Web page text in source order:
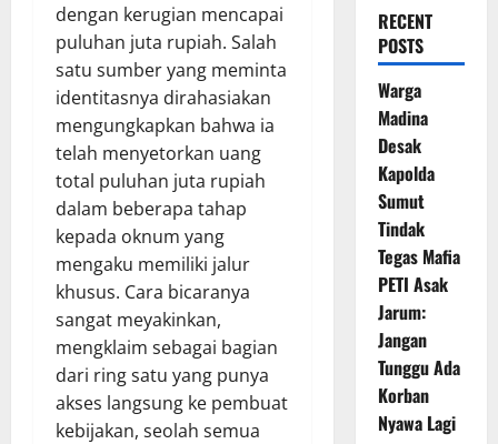
dengan kerugian mencapai
puluhan juta rupiah. Salah
satu sumber yang meminta
identitasnya dirahasiakan
mengungkapkan bahwa ia
telah menyetorkan uang
total puluhan juta rupiah
dalam beberapa tahap
kepada oknum yang
mengaku memiliki jalur
khusus. Cara bicaranya
sangat meyakinkan,
mengklaim sebagai bagian
dari ring satu yang punya
akses langsung ke pembuat
kebijakan, seolah semua
RECENT
POSTS
Warga
Madina
Desak
Kapolda
Sumut
Tindak
Tegas Mafia
PETI Asak
Jarum:
Jangan
Tunggu Ada
Korban
Nyawa Lagi